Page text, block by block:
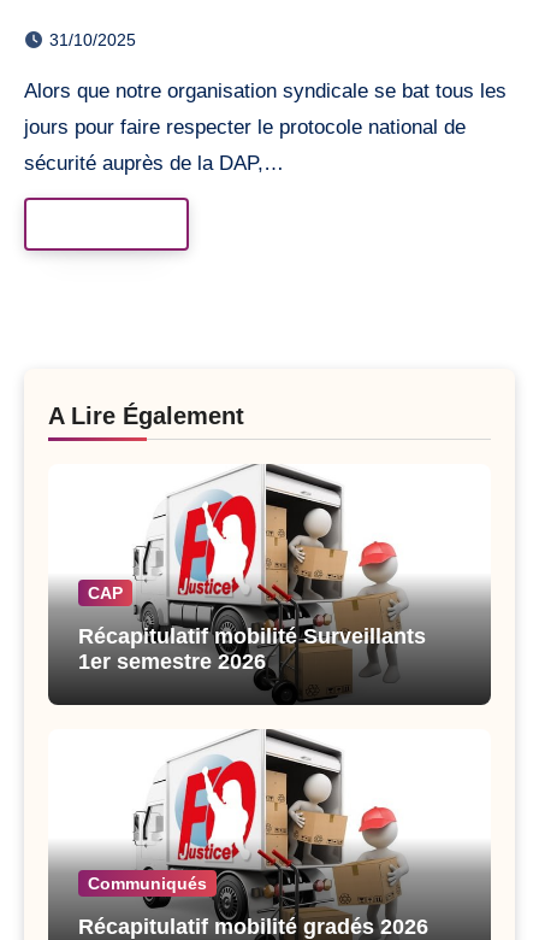
31/10/2025
Alors que notre organisation syndicale se bat tous les
jours pour faire respecter le protocole national de
sécurité auprès de la DAP,…
A Lire Également
CAP
Récapitulatif mobilité Surveillants
1er semestre 2026
Communiqués
Récapitulatif mobilité gradés 2026